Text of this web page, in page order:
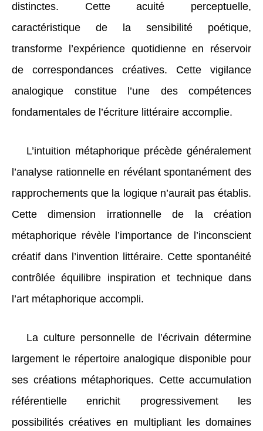
distinctes. Cette acuité perceptuelle,
caractéristique de la sensibilité poétique,
transforme l’expérience quotidienne en réservoir
de correspondances créatives. Cette vigilance
analogique constitue l’une des compétences
fondamentales de l’écriture littéraire accomplie.
L’intuition métaphorique précède généralement
l’analyse rationnelle en révélant spontanément des
rapprochements que la logique n’aurait pas établis.
Cette dimension irrationnelle de la création
métaphorique révèle l’importance de l’inconscient
créatif dans l’invention littéraire. Cette spontanéité
contrôlée équilibre inspiration et technique dans
l’art métaphorique accompli.
La culture personnelle de l’écrivain détermine
largement le répertoire analogique disponible pour
ses créations métaphoriques. Cette accumulation
référentielle enrichit progressivement les
possibilités créatives en multipliant les domaines